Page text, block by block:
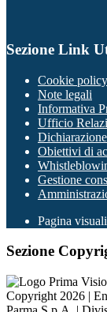
Sezione Link
Cookie policy
Note legali
Informativa
Ufficio
Obiettivi di
Gestione
Pagina
Sezione
Copyright 2026 |